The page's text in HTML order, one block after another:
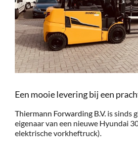
Een mooie levering bij een
Thiermann Forwarding B.V. is sinds
eigenaar van een nieuwe Hyundai
elektrische vorkheftruck).